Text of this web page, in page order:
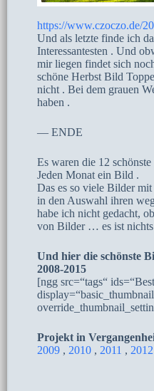
https://www.czoczo.de/
Und als letzte finde ich
Interessantesten . Und
mir liegen findet sich
schöne Herbst Bild
nicht . Bei dem grauen
haben .
— ENDE
Es waren die 12
Jeden Monat ein Bild .
Das es so viele Bilder
in den Auswahl ihren
habe ich nicht gedacht,
von Bilder … es ist
Und hier die schönste
2008-2015
[ngg src=“tags“
Projekt in
2009 , 2010 , 2011 , 2012